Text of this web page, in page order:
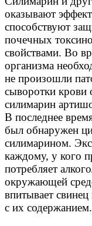
оказывают
способствуют
почечных
свойствами. Во
организма
не произошли
сыворотки крови
силимарин
В последнее
был обнаружен
силимарином.
каждому, у кого
потребляет
окружающей
впитывает
с их